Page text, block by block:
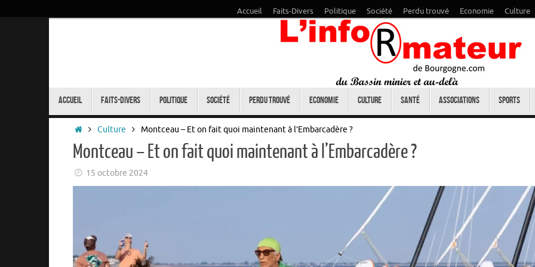
Accueil Faits-Divers Politique Société Perdu trouvé Economie Culture
Accueil Faits-Divers Politique Société Perdu trouvé Economie Culture Santé Associations Sports
Accueil
Culture Montceau – Et on fait quoi maintenant à l’Embarcadère ?
Montceau – Et on fait quoi maintenant à l’Embarcadère ?
15 octobre 2024